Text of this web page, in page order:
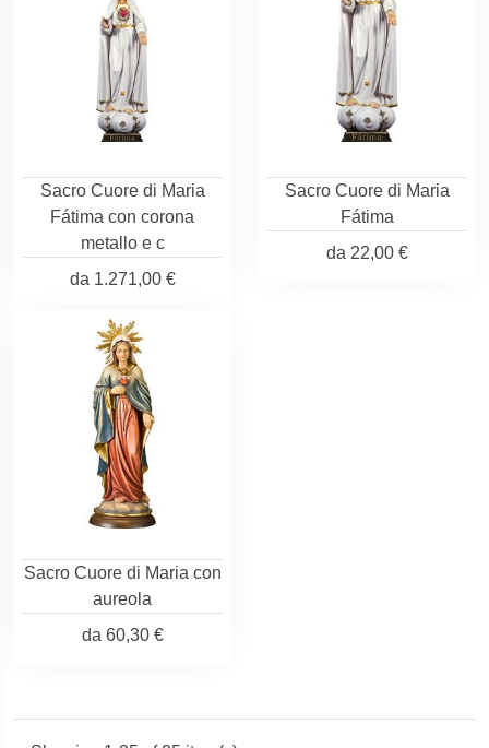
Sacro Cuore di Maria
Fátima con corona
metallo e c
da 1.271,00 €
Sacro Cuore di Maria
Fátima
da 22,00 €
Sacro Cuore di Maria con
aureola
da 60,30 €